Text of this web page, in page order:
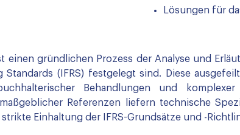
Lösungen für
einen gründlichen Prozess der Analyse und
(IFRS) festgelegt sind. Diese
Behandlungen und
Referenzen liefern technische
Einhaltung der IFRS-Grundsätze und -